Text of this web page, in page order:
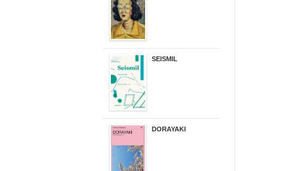
SEISMIL
DORAYAKI